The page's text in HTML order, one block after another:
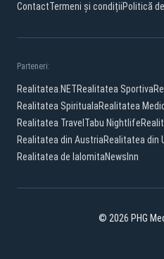
ContactTermeni și condițiiPolitică
Parteneri:
Realitatea.NETRealitatea Sportiva
Realitatea SpiritualaRealitatea
Realitatea Travel Tabu Nightlife
Realitatea din AustriaRealitatea din
Realitatea de IalomitaNewsInn
© 2026 PHG